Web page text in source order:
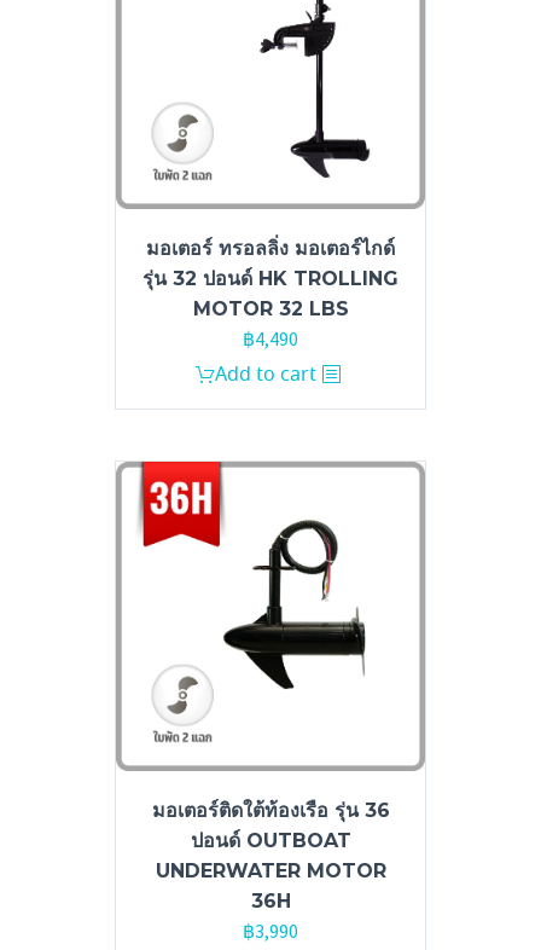
มอเตอร์ ทรอลลิ่ง มอเตอร์ไกด์
รุ่น 32 ปอนด์ HK TROLLING
MOTOR 32 LBS
฿4,490
Add to cart
มอเตอร์ติดใต้ท้องเรือ รุ่น 36
ปอนด์ OUTBOAT
UNDERWATER MOTOR
36H
฿3,990